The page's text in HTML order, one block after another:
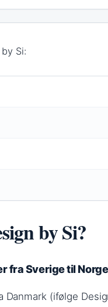
Si:
by Si?
fra Sverige til
Danmark (ifølge